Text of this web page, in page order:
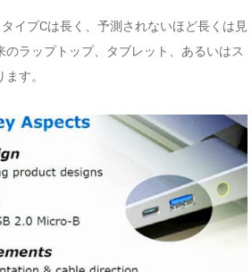
イプCは長く、予測されないほど長くは見
のラップトップ、タブレット、あるいはス
す。